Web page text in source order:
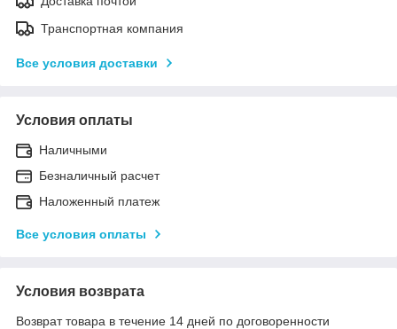
Транспортная компания
Все условия доставки
Условия оплаты
Наличными
Безналичный расчет
Наложенный платеж
Все условия оплаты
Условия возврата
Возврат товара в течение 14 дней по договоренности